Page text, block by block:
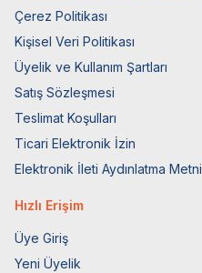
Çerez Politikası
Kişisel Veri Politikası
Üyelik ve Kullanım Şartları
Satış Sözleşmesi
Teslimat Koşulları
Ticari Elektronik İzin
Elektronik İleti Aydınlatma Metni
Hızlı Erişim
Üye Giriş
Yeni Üyelik